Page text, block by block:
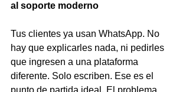
al soporte moderno
Tus clientes ya usan WhatsApp. No
hay que explicarles nada, ni pedirles
que ingresen a una plataforma
diferente. Solo escriben. Ese es el
punto de partida ideal. El problema